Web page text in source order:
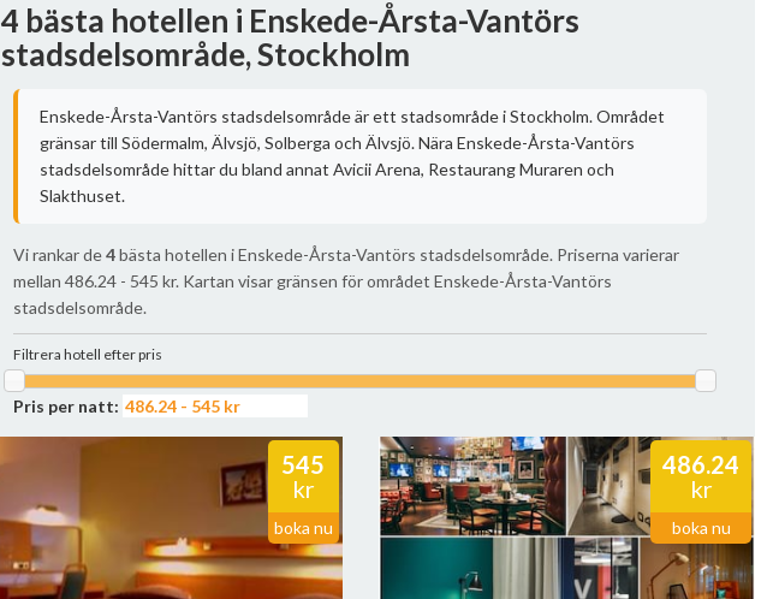
4 bästa hotellen i Enskede-Årsta-Vantörs
stadsdelsområde, Stockholm
Enskede-Årsta-Vantörs stadsdelsområde är ett stadsområde i Stockholm. Området
gränsar till Södermalm, Älvsjö, Solberga och Älvsjö. Nära Enskede-Årsta-Vantörs
stadsdelsområde hittar du bland annat Avicii Arena, Restaurang Muraren och
Slakthuset.
Vi rankar de4bästa hotellen i Enskede-Årsta-Vantörs stadsdelsområde. Priserna varierar
mellan 486.24 - 545 kr. Kartan visar gränsen för området Enskede-Årsta-Vantörs
stadsdelsområde.
Filtrera hotell efter pris
Pris per natt:
545
kr
boka nu
486.24
kr
boka nu